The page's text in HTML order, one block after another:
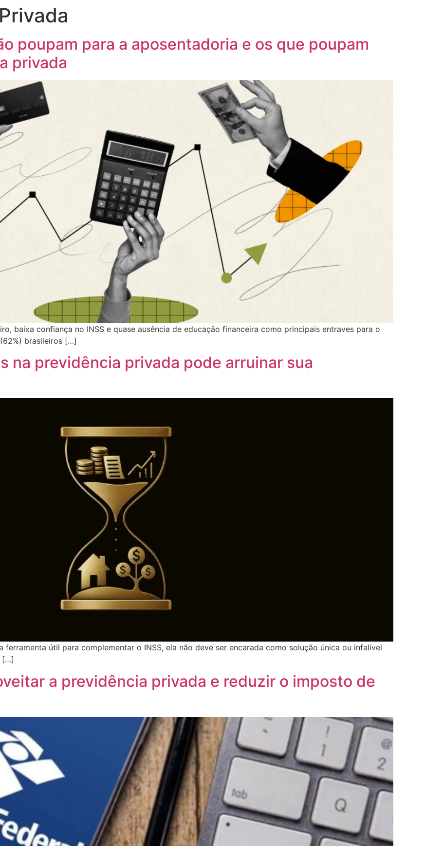
poupam para a aposentadoria e os que poupam
privada
baixa confiança no INSS e quase ausência de educação financeira como principais entraves para o
brasileiros […]
na previdência privada pode arruinar sua
ferramenta útil para complementar o INSS, ela não deve ser encarada como solução única ou infalível
[…]
a previdência privada e reduzir o imposto de